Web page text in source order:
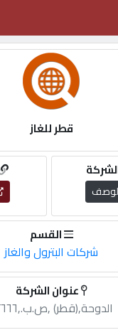
قطر للغاز
القسم
شركات البترول والغاز
عنوان الشركة
الدوحة,(قطر) ,ص.ب.,٢٢٦٦٦